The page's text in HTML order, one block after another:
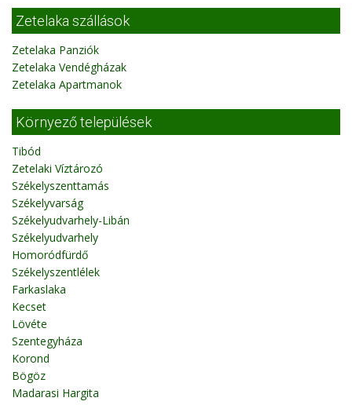
Zetelaka szállások
Zetelaka Panziók
Zetelaka Vendégházak
Zetelaka Apartmanok
Környező települések
Tibód
Zetelaki Víztározó
Székelyszenttamás
Székelyvarság
Székelyudvarhely-Libán
Székelyudvarhely
Homoródfürdő
Székelyszentlélek
Farkaslaka
Kecset
Lövéte
Szentegyháza
Korond
Bögöz
Madarasi Hargita